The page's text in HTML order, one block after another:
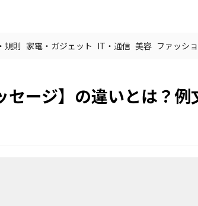
規則 家電・ガジェット IT・通信 美容 ファッシ
セージ】の違いとは？